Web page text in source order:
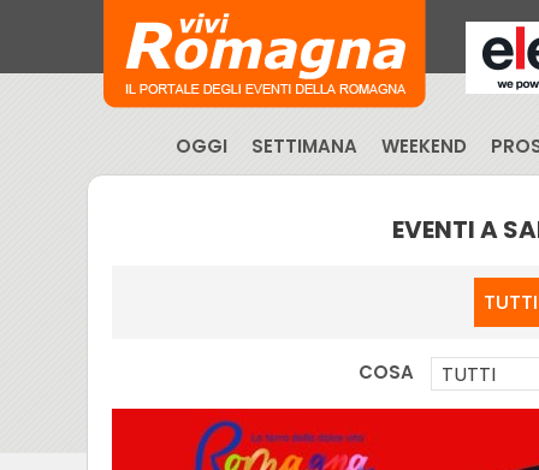
OGGI SETTIMANA WEEKEND
EVENTI A
TUTTI
COSA TUTTI